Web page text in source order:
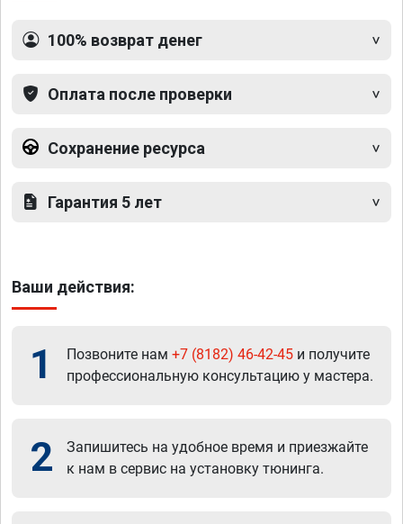
100% возврат денег
Оплата после проверки
Сохранение ресурса
Гарантия 5 лет
Ваши действия:
1 Позвоните нам +7 (8182) 46-42-45 и получите
профессиональную консультацию у мастера.
2
Запишитесь на удобное время и приезжайте
к нам в сервис на установку тюнинга.